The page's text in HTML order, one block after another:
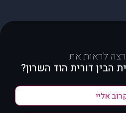
לראות את
הבין דורית הוד השרון?